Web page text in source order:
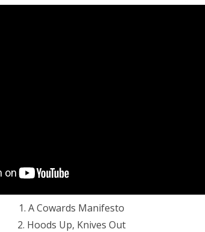
1. A Cowards Manifesto
2. Hoods Up, Knives Out